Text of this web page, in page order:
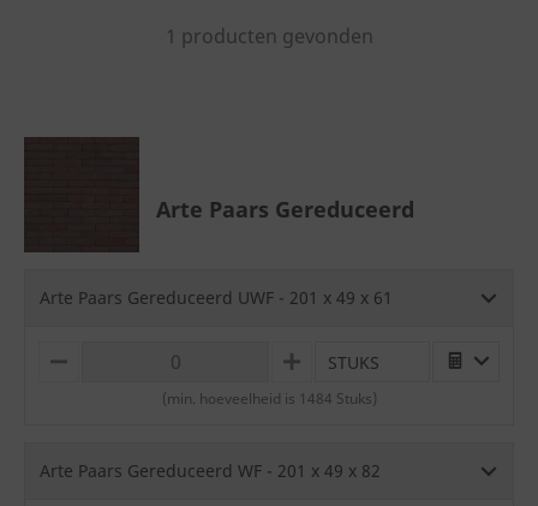
1 producten gevonden
Arte Paars Gereduceerd
Arte Paars Gereduceerd UWF - 201 x 49 x 61
M
P
U
STUKS
(min. hoeveelheid is 1484 Stuks)
Arte Paars Gereduceerd WF - 201 x 49 x 82